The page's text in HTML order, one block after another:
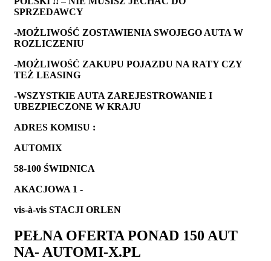
SPRZEDAWCY
-MOŻLIWOŚĆ ZOSTAWIENIA SWOJEGO AUTA W
ROZLICZENIU
-MOŻLIWOŚĆ ZAKUPU POJAZDU NA RATY CZY
TEŻ LEASING
-WSZYSTKIE AUTA ZAREJESTROWANIE I
UBEZPIECZONE W KRAJU
ADRES KOMISU :
AUTOMIX
58-100 ŚWIDNICA
AKACJOWA 1 -
vis-à-vis STACJI ORLEN
PEŁNA OFERTA PONAD 150 AUT
NA- AUTOMI-X.PL